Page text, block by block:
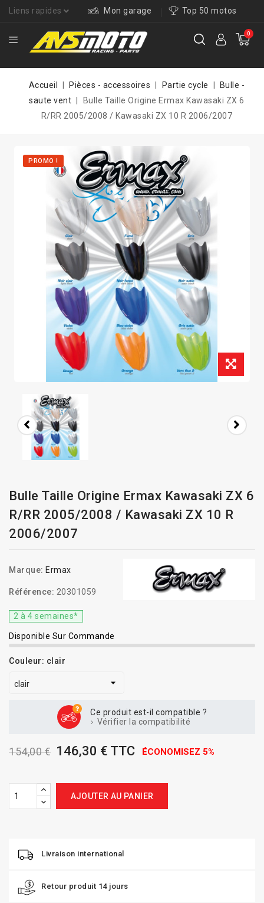
Liens rapides Mon garage Top 50 motos
0
Accueil Pièces - accessoires Partie cycle
Bulle -
saute vent
Bulle Taille Origine Ermax Kawasaki ZX 6
R/RR 2005/2008 / Kawasaki ZX 10 R 2006/2007
PROMO !
Bulle Taille Origine Ermax Kawasaki ZX 6
R/RR 2005/2008 / Kawasaki ZX 10 R
2006/2007
Marque: Ermax
Référence: 20301059
2 à 4 semaines*
Disponible Sur Commande
Couleur: clair
Ce produit est-il compatible ?
Vérifier la compatibilité
154,00 € 146,30 € TTC ÉCONOMISEZ 5%
AJOUTER AU PANIER
Livraison international
Retour produit 14 jours